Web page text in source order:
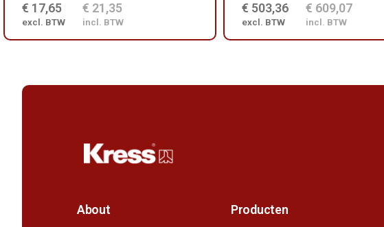
€ 17,65
excl. BTW
€ 21,35
incl. BTW
€ 503,36
excl. BTW
€ 609,07
incl. BTW
About Producten